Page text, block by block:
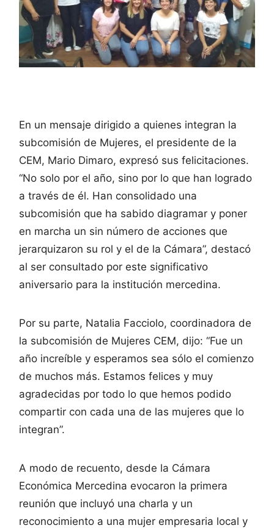
En un mensaje dirigido a quienes integran la
subcomisión de Mujeres, el presidente de la
CEM, Mario Dimaro, expresó sus felicitaciones.
“No solo por el año, sino por lo que han logrado
a través de él. Han consolidado una
subcomisión que ha sabido diagramar y poner
en marcha un sin número de acciones que
jerarquizaron su rol y el de la Cámara”, destacó
al ser consultado por este significativo
aniversario para la institución mercedina.
Por su parte, Natalia Facciolo, coordinadora de
la subcomisión de Mujeres CEM, dijo: “Fue un
año increíble y esperamos sea sólo el comienzo
de muchos más. Estamos felices y muy
agradecidas por todo lo que hemos podido
compartir con cada una de las mujeres que lo
integran”.
A modo de recuento, desde la Cámara
Económica Mercedina evocaron la primera
reunión que incluyó una charla y un
reconocimiento a una mujer empresaria local y